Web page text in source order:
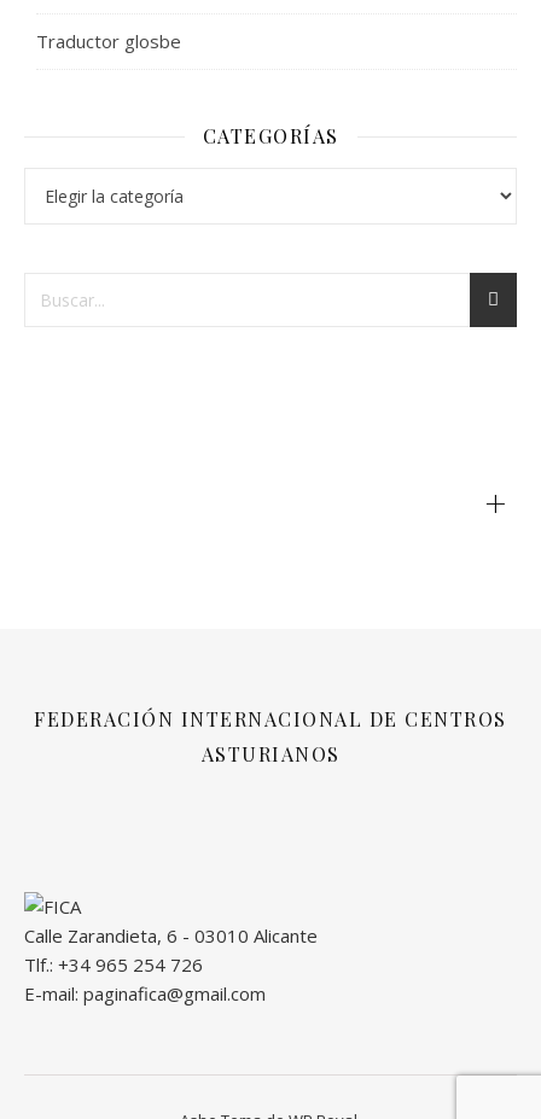
Traductor glosbe
CATEGORÍAS
+
FEDERACIÓN INTERNACIONAL DE CENTROS
ASTURIANOS
Calle Zarandieta, 6 - 03010 Alicante
Tlf.: +34 965 254 726
E-mail: paginafica@gmail.com